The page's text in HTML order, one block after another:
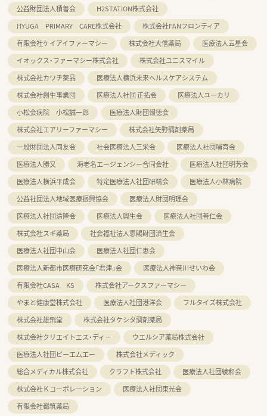
公益財団法人積善会
H2STATION株式会社
HYUGA PRIMARY CARE株式会社
株式会社FANフロンティア
有限会社ケイアイファーマシー
株式会社大信薬局
医療法人五星会
イオックス・ファーマシー株式会社
株式会社ユニスマイル
株式会社カワチ薬品
医療法人横浜未来ヘルスケアシステム
株式会社創生事業団
医療法人社団 正拓会
医療法人ユーカリ
小松会病院 小松誠一郎
医療法人財団報徳会
株式会社エアリーファーマシー
株式会社矢野調剤薬局
一般財団法人同友会
社会医療法人三栄会
医療法人社団哺育会
医療法人勝又
海老名エージェンシー合同会社
医療法人社団明芳会
医療法人横浜平成会
特定医療法人社団研精会
医療法人小林病院
公益社団法人地域医療振興協会
医療法人財団明理会
医療法人社団清隆会
医療法人興生会
医療法人社団善仁会
株式会社スギ薬局
社会福祉法人恩賜財団済生会
医療法人社団中山会
医療法人社団仁恵会
医療法人新都市医療研究会「君津」会
医療法人神奈川せいわ会
有限会社CASA KS
株式会社アークスファーマシー
やまと健康堂株式会社
医療法人社団港洋会
フルタイズ株式会社
株式会社雄飛堂
株式会社タケシタ調剤薬局
株式会社クリエイトエス・ディー
ウエルシア薬局株式会社
医療法人社団ピーエムエー
株式会社メディック
総合メディカル株式会社
クラフト株式会社
医療法人社団綾和会
株式会社Ｋコーポレーション
医療法人社団東光会
有限会社都筑薬局